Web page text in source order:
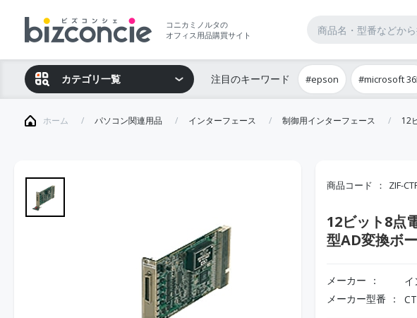
コニカミノルタの
オフィス用品購買サイト
カテゴリ一覧 注目のキーワード #epson #microsoft
ホーム パソコン関連用品 インターフェース 制御用インターフェース 12
商品コード ZIF-
12ビット8点
型AD変換ボ
メーカー イ
メーカー型番